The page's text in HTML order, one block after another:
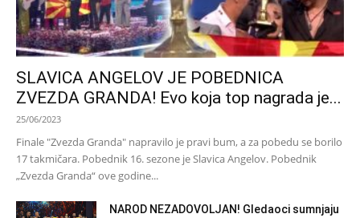
SLAVICA ANGELOV JE POBEDNICA
ZVEZDA GRANDA! Evo koja top nagrada je...
25/06/2023
Finale "Zvezda Granda" napravilo je pravi bum, a za pobedu se borilo
17 takmičara. Pobednik 16. sezone je Slavica Angelov. Pobednik
„Zvezda Granda“ ove godine...
NAROD NEZADOVOLJAN! Gledaoci sumnjaju